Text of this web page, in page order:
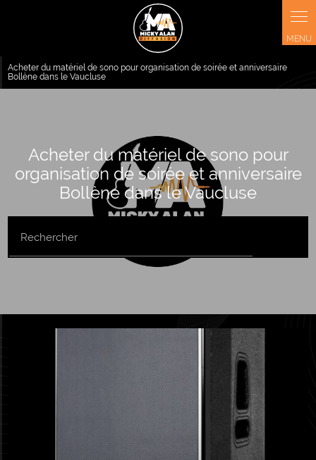
Acheter du matériel de sono pour organisation de soirée et anniversaire
Bollène dans le Vaucluse
Acheter du matériel de sono pour
organisation de soirée et anniversaire
Bollène dans le Vaucluse
Rechercher
Panneau de gestion des cookies